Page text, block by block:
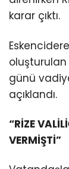
karar çıktı.
oluşturulan
günü
açıklandı.
“RİZE